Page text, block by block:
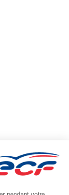
fenêtre)fenêtre)
fenêtre)
(nouvelle fenêtre)
- Capital social:
FR 57 384314597